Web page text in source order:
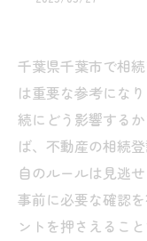
千葉県千葉市で相
は重要な参考にな
続にどう影響する
ば、不動産の相続
自のルールは見逃
事前に必要な確認
ントを押さえるこ